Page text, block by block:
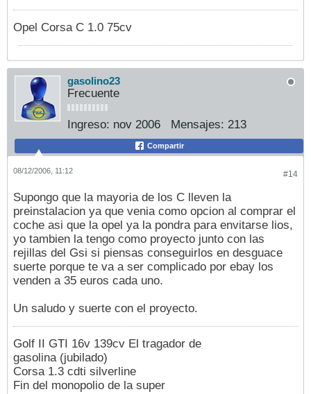
Opel Corsa C 1.0 75cv
gasolino23
Frecuente
Ingreso: nov 2006 Mensajes: 213
Compartir
#14
08/12/2006, 11:12
Supongo que la mayoria de los C lleven la
preinstalacion ya que venia como opcion al comprar el
coche asi que la opel ya la pondra para envitarse lios,
yo tambien la tengo como proyecto junto con las
rejillas del Gsi si piensas conseguirlos en desguace
suerte porque te va a ser complicado por ebay los
venden a 35 euros cada uno.
Un saludo y suerte con el proyecto.
Golf II GTI 16v 139cv El tragador de
gasolina (jubilado)
Corsa 1.3 cdti silverline
Fin del monopolio de la super